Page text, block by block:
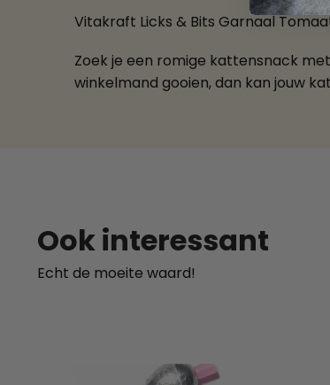
Vitakraft Licks & Bits Garnaal
Zoek je een romige kattensnack
winkelmand gooien, dan kan jouw
Ook interessant
Echt de moeite waard!